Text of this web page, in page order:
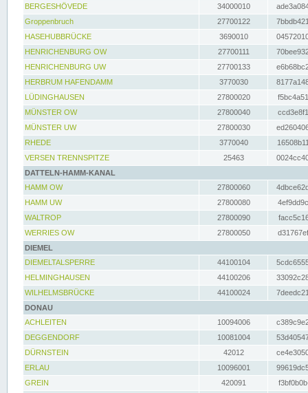
BERGESHÖVEDE
34000010
Groppenbruch
27700122
HASEHUBBRÜCKE
3690010
HENRICHENBURG OW
27700111
HENRICHENBURG UW
27700133
HERBRUM HAFENDAMM
3770030
LÜDINGHAUSEN
27800020
MÜNSTER OW
27800040
MÜNSTER UW
27800030
RHEDE
3770040
VERSEN TRENNSPITZE
25463
DATTELN-HAMM-KANAL
HAMM OW
27800060
HAMM UW
27800080
WALTROP
27800090
WERRIES OW
27800050
DIEMEL
DIEMELTALSPERRE
44100104
HELMINGHAUSEN
44100206
WILHELMSBRÜCKE
44100024
DONAU
ACHLEITEN
10094006
DEGGENDORF
10081004
DÜRNSTEIN
42012
ERLAU
10096001
GREIN
420091